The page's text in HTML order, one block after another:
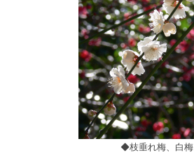
◆枝垂れ梅、白梅